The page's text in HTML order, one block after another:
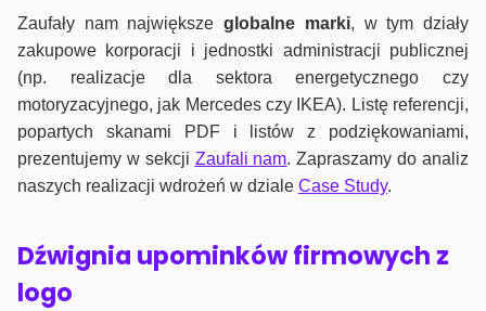
Zaufały nam największeglobalne marki, w tym działy
zakupowe korporacji i jednostki administracji publicznej
(np. realizacje dla sektora energetycznego czy
motoryzacyjnego, jak Mercedes czy IKEA). Listę referencji,
popartych skanami PDF i listów z podziękowaniami,
prezentujemy w sekcji Zaufali nam. Zapraszamy do analiz
naszych realizacji wdrożeń w dziale Case Study.
Dźwignia upominków firmowych z
logo